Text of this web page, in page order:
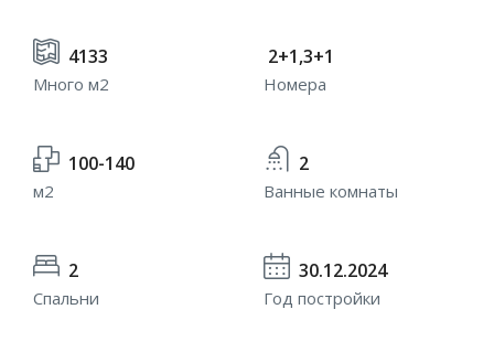
4133
Много м2
2+1,3+1
Номера
100-140
м2
2
Ванные комнаты
2
Спальни
30.12.2024
Год постройки